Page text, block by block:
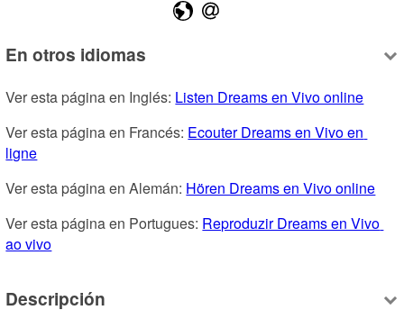
En otros idiomas
Ver esta página en Inglés: Listen Dreams en Vivo online
Ver esta página en Francés: Ecouter Dreams en Vivo en
ligne
Ver esta página en Alemán: Hören Dreams en Vivo online
Ver esta página en Portugues: Reproduzir Dreams en Vivo
ao vivo
Descripción